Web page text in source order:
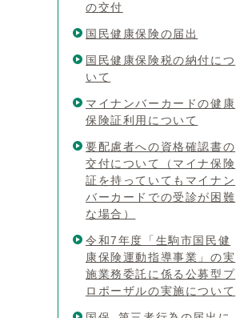
の交付
国民健康保険の届出
国民健康保険税の納付につ
いて
マイナンバーカードの健康
保険証利用について
要配慮者への資格確認書の
交付について（マイナ保険
証を持っていてもマイナン
バーカードでの受診が困難
な場合）
令和7年度「生駒市国民健
康保険運動指導事業」の実
施業務委託に係る公募型プ
ロポーザルの実施について